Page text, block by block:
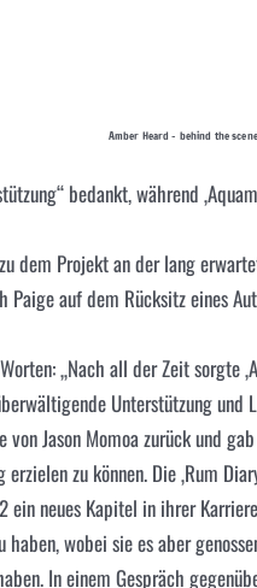
Amber Heard – behind the
bedankt, während
dem Projekt an der lang
Paige auf dem Rücksitz eines
„Nach all der Zeit sorgte
Unterstützung und
Jason Momoa zurück und
zu können. Die ‚Rum
ein neues Kapitel in ihrer
wobei sie es aber
In einem Gespräch